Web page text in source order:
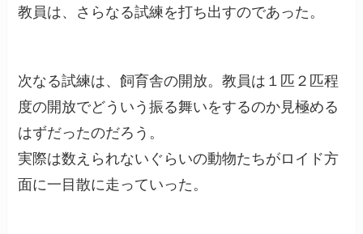
教員は、さらなる試練を打ち出すのであった。
次なる試練は、飼育舎の開放。教員は１匹２匹程
度の開放でどういう振る舞いをするのか見極める
はずだったのだろう。
実際は数えられないぐらいの動物たちがロイド方
面に一目散に走っていった。